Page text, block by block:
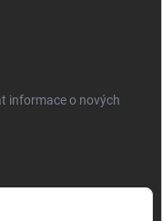
informace o nových